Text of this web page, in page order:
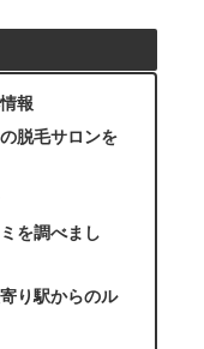
報
脱毛サロンを
を調べまし
り駅からのル